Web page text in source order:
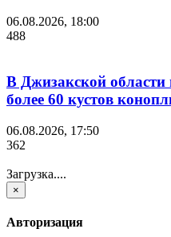
06.08.2026, 18:00
488
В Джизакской
более 60 кустов
06.08.2026, 17:50
362
Загрузка....
×
Авторизация